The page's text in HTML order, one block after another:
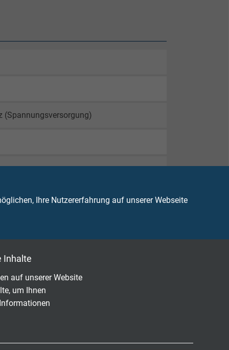
Ihre Nutzererfahrung auf unserer Webseite
Inhalte
auf unserer Website
um Ihnen
(Spannungsversorgung)